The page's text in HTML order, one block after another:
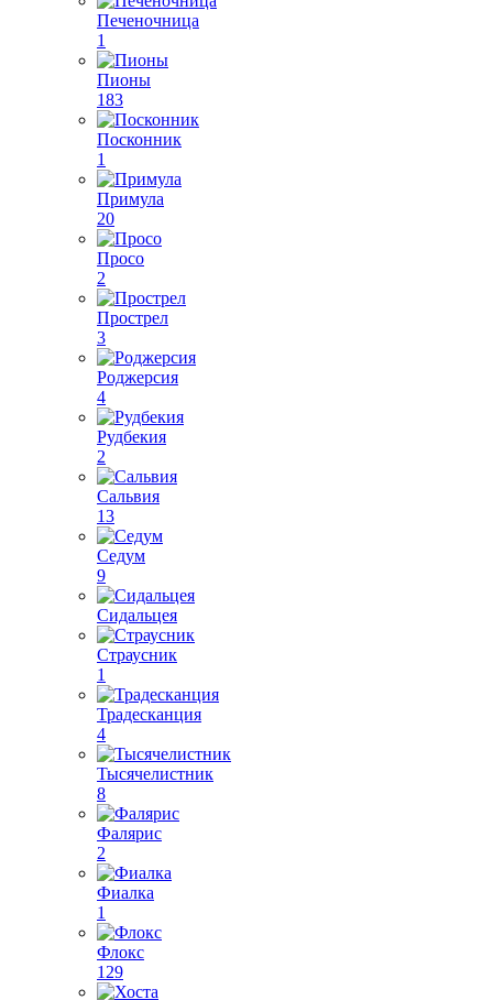
Печеночница
1
Пионы
183
Посконник
1
Примула
20
Просо
2
Прострел
3
Роджерсия
4
Рудбекия
2
Сальвия
13
Седум
9
Сидальцея
Страусник
1
Традесканция
4
Тысячелистник
8
Фалярис
2
Фиалка
1
Флокс
129